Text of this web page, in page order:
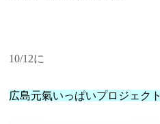
10/12に
広島元氣いっぱいプロジェクト